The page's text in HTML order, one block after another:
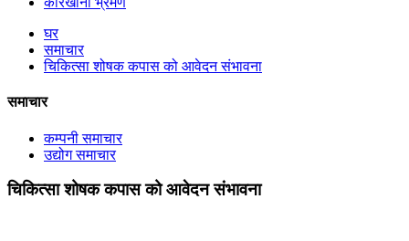
घर
समाचार
चिकित्सा शोषक कपास को आवेदन संभावना
समाचार
कम्पनी समाचार
उद्योग समाचार
चिकित्सा शोषक कपास को आवेदन संभावना